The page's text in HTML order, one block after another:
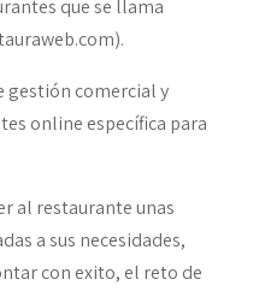
que se llama
gestión comercial y
online específica para
al restaurante unas
a sus necesidades,
con exito, el reto de